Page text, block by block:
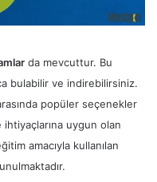
da mevcuttur. Bu
bulabilir ve indirebilirsiniz.
popüler seçenekler
ihtiyaçlarına uygun olan
amacıyla kullanılan